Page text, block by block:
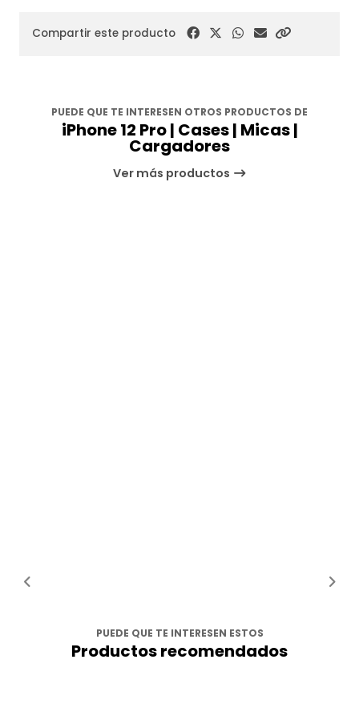
Compartir este producto
PUEDE QUE TE INTERESEN OTROS PRODUCTOS DE
iPhone 12 Pro | Cases | Micas |
Cargadores
Ver más productos
PUEDE QUE TE INTERESEN ESTOS
Productos recomendados